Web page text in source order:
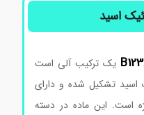
یک ترکیب آلی است
تشکیل شده و دارای
این ماده در دسته